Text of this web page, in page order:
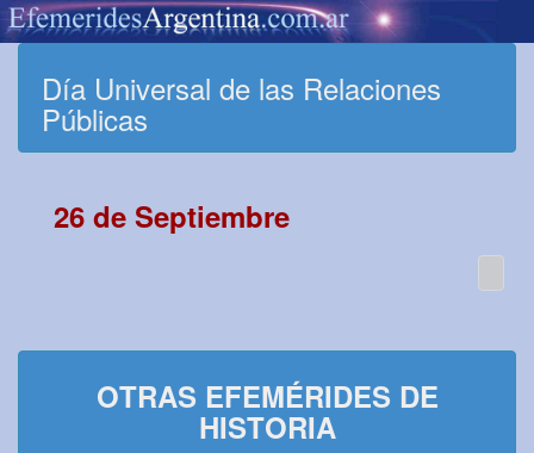
Día Universal de las Relaciones
Públicas
26 de Septiembre
OTRAS EFEMÉRIDES DE
HISTORIA